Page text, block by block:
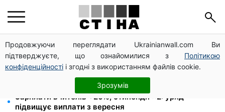
Продовжуючи переглядати Ukrainianwall.com Ви
підтверджуєте, що ознайомилися з Політикою
конфіденційності і згодні з використанням файлів cookie.
Зрозумів
26 000 підписів — Зеленський доручив РНБО
позбавляти водіїв прав за систематичні порушення
Пенсія для III групи інвалідності з 1 вересня: від
2595 до 10 625 грн — хто скільки отримає
Зарплати вчителів +20%, стипендії ×2: уряд
підвищує виплати з вересня